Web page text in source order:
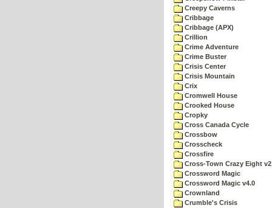
Creepy Caverns
Cribbage
Cribbage (APX)
Crillion
Crime Adventure
Crime Buster
Crisis Center
Crisis Mountain
Crix
Cromwell House
Crooked House
Cropky
Cross Canada Cycle
Crossbow
Crosscheck
Crossfire
Cross-Town Crazy Eight
Crossword Magic
Crossword Magic v4.0
Crownland
Crumble's Crisis